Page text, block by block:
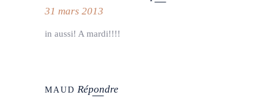
31 mars 2013
in aussi! A mardi!!!!
MAUD Répondre